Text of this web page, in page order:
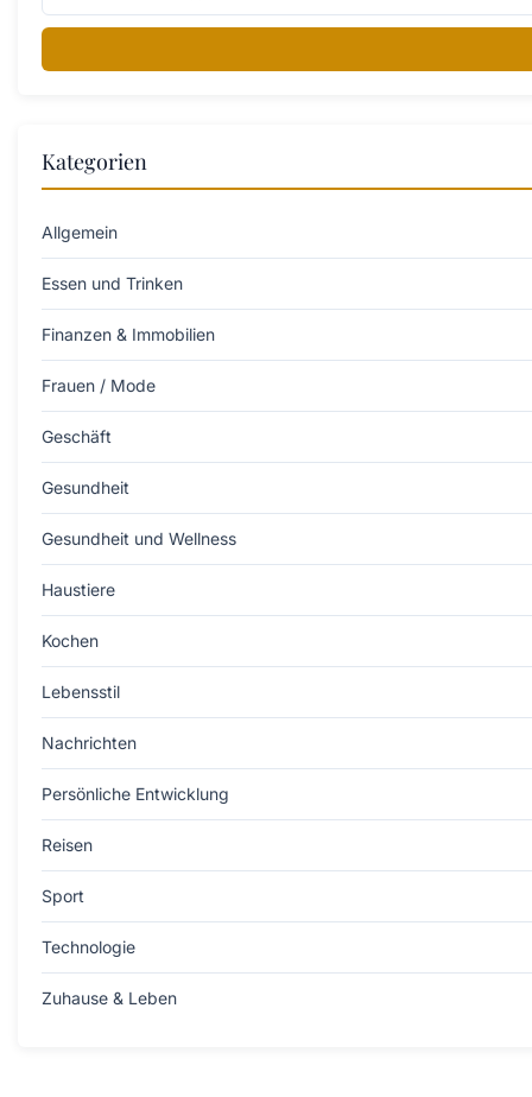
Kategorien
Allgemein
Essen und Trinken
Finanzen & Immobilien
Frauen / Mode
Geschäft
Gesundheit
Gesundheit und Wellness
Haustiere
Kochen
Lebensstil
Nachrichten
Persönliche Entwicklung
Reisen
Sport
Technologie
Zuhause & Leben